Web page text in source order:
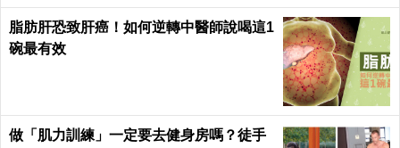
脂肪肝恐致肝癌！如何逆轉中醫師說喝這1
碗最有效
做「肌力訓練」一定要去健身房嗎？徒手